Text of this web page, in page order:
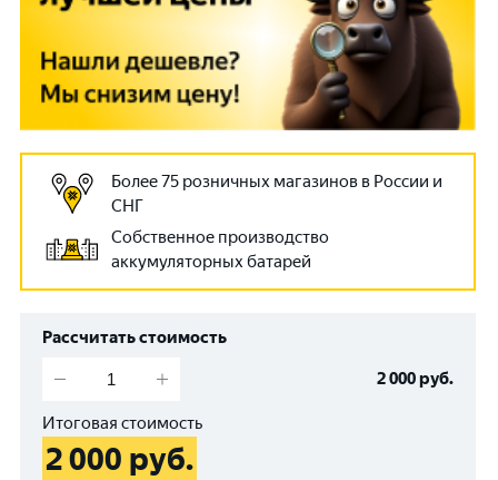
Более 75 розничных магазинов в России и
СНГ
Собственное производство
аккумуляторных батарей
Рассчитать стоимость
2 000руб.
Итоговая стоимость
2 000 руб.